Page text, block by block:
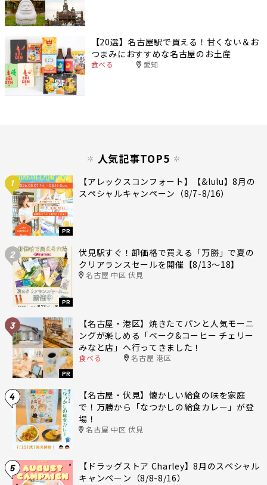
【20選】名古屋駅で買える！甘くない＆お
つまみにおすすめな名古屋のお土産
食べる 愛知
人気記事TOP5
1
PR
【アレックスコンフォート】【&lulu】8月の
スペシャルキャンペーン（8/7-8/16）
2
PR
伏見駅すぐ！卸価格で買える「万勝」で夏の
クリアランスセールを開催【8/13〜18】
名古屋 中区 伏見
3
PR
【名古屋・港区】焼きたてパンと人気モーニ
ングが楽しめる「ベーク&コーヒー チェリー
みなと店」へ行ってきました！
食べる 名古屋 港区
4
【名古屋・伏見】懐かしい給食の味を家庭
で！万勝から「なつかしの給食カレー」が登
場！
名古屋 中区 伏見
5
【ドラッグストア Charley】8月のスペシャル
キャンペーン（8/8-8/16）